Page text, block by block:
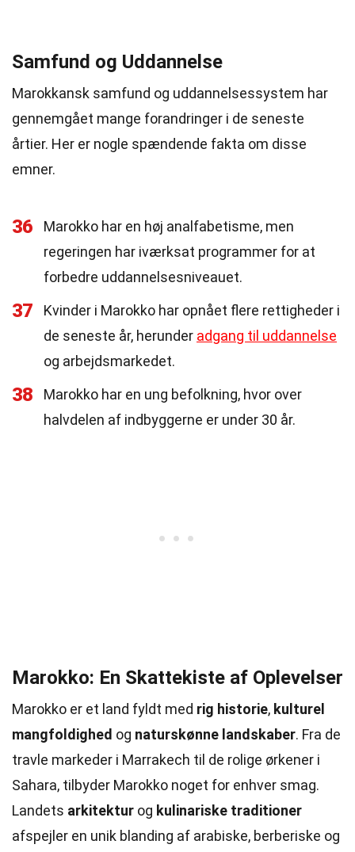
Samfund og Uddannelse
Marokkansk samfund og uddannelsessystem har
gennemgået mange forandringer i de seneste
årtier. Her er nogle spændende fakta om disse
emner.
36
Marokko har en høj analfabetisme, men
regeringen har iværksat programmer for at
forbedre uddannelsesniveauet.
37
Kvinder i Marokko har opnået flere rettigheder i
de seneste år, herunder adgang til uddannelse
og arbejdsmarkedet.
38
Marokko har en ung befolkning, hvor over
halvdelen af indbyggerne er under 30 år.
Marokko: En Skattekiste af Oplevelser
Marokko er et land fyldt med rig historie, kulturel
mangfoldighed og naturskønne landskaber. Fra de
travle markeder i Marrakech til de rolige ørkener i
Sahara, tilbyder Marokko noget for enhver smag.
Landets arkitektur og kulinariske traditioner
afspejler en unik blanding af arabiske, berberiske og